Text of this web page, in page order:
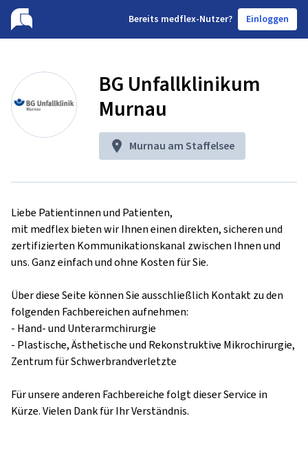
Bereits medflex-Nutzer? Einloggen
BG Unfallklinikum
Murnau
Murnau am Staffelsee
Liebe Patientinnen und Patienten,
mit medflex bieten wir Ihnen einen direkten, sicheren und
zertifizierten Kommunikationskanal zwischen Ihnen und
uns. Ganz einfach und ohne Kosten für Sie.
Über diese Seite können Sie ausschließlich Kontakt zu den
folgenden Fachbereichen aufnehmen:
- Hand- und Unterarmchirurgie
- Plastische, Ästhetische und Rekonstruktive Mikrochirurgie,
Zentrum für Schwerbrandverletzte
Für unsere anderen Fachbereiche folgt dieser Service in
Kürze. Vielen Dank für Ihr Verständnis.